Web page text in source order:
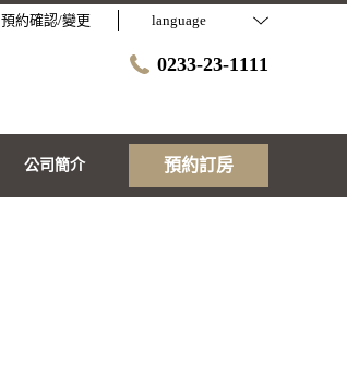
預約確認/變更 language
0233-23-1111
公司簡介 預約訂房